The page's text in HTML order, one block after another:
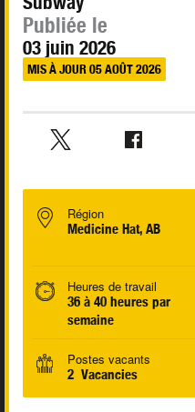
Publiée le
03 juin 2026
MIS À JOUR 05 AOÛT 2026
Région
Medicine Hat, AB
Heures de travail
36 à 40 heures par
semaine
Postes vacants
2 Vacancies